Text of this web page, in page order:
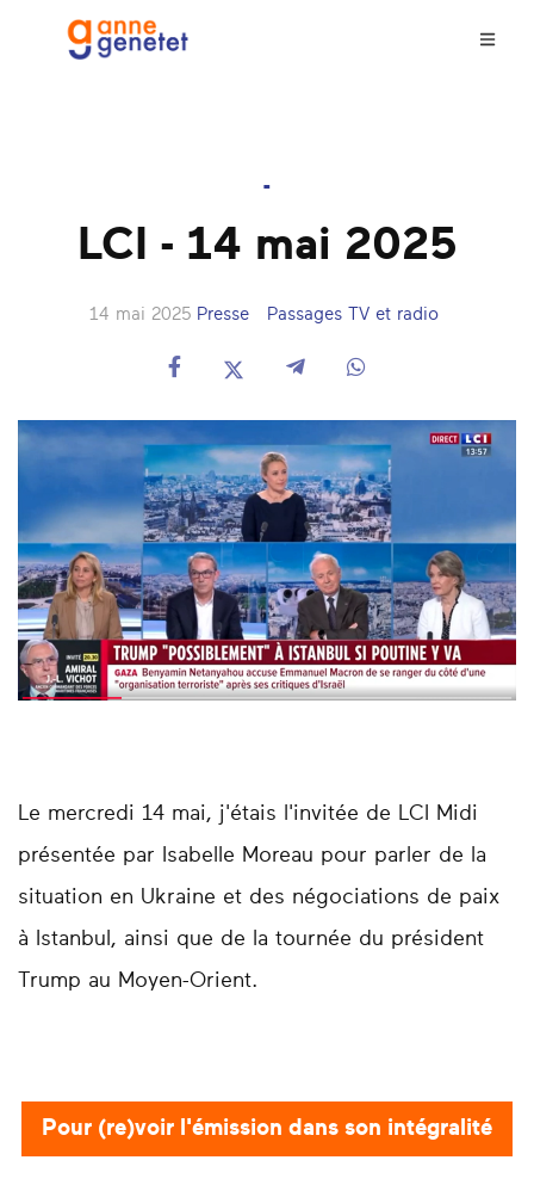
-
LCI - 14 mai 2025
14 mai 2025 Presse Passages TV et radio
Le mercredi 14 mai, j'étais l'invitée de LCI Midi
présentée par Isabelle Moreau pour parler de la
situation en Ukraine et des négociations de paix
à Istanbul, ainsi que de la tournée du président
Trump au Moyen-Orient.
Pour (re)voir l'émission dans son intégralité